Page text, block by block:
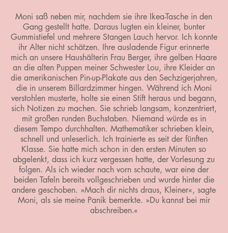
Moni saß neben mir, nachdem sie ihre Ikea-Tasche in den
Gang gestellt hatte. Daraus lugten ein kleiner, bunter
Gummistiefel und mehrere Stangen Lauch hervor. Ich konnte
ihr Alter nicht schätzen. Ihre ausladende Figur erinnerte
mich an unsere Haushälterin Frau Berger, ihre gelben Haare
an die alten Puppen meiner Schwester Lou, ihre Kleider an
die amerikanischen Pin-up-Plakate aus den Sechzigerjahren,
die in unserem Billardzimmer hingen. Während ich Moni
verstohlen musterte, holte sie einen Stift heraus und begann,
sich Notizen zu machen. Sie schrieb langsam, konzentriert,
mit großen runden Buchstaben. Niemand würde es in
diesem Tempo durchhalten. Mathematiker schrieben klein,
schnell und unleserlich. Ich trainierte es seit der fünften
Klasse. Sie hatte mich schon in den ersten Minuten so
abgelenkt, dass ich kurz vergessen hatte, der Vorlesung zu
folgen. Als ich wieder nach vorn schaute, war eine der
beiden Tafeln bereits vollgeschrieben und wurde hinter die
andere geschoben. »Mach dir nichts draus, Kleiner«, sagte
Moni, als sie meine Panik bemerkte. »Du kannst bei mir
abschreiben.«